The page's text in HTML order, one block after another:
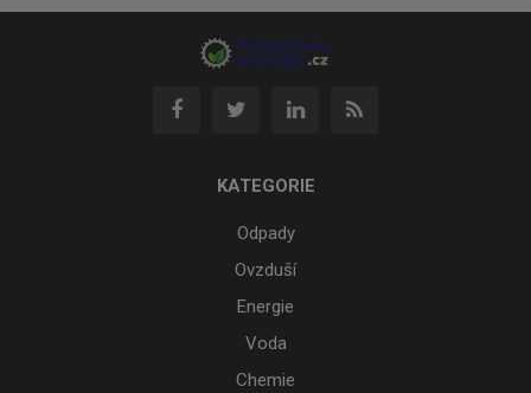
KATEGORIE
Odpady
Ovzduší
Energie
Voda
Chemie